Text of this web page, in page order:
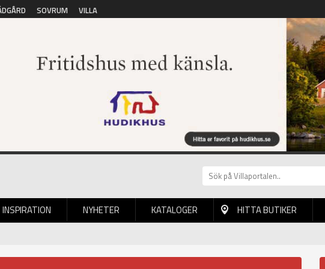
SOVRUM VILLA
INSPIRATION NYHETER KATALOGER HITTA BUTIKER